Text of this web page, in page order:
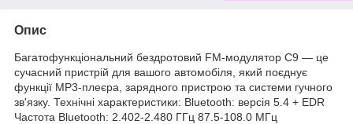
Опис
Багатофункціональний бездротовий FM-модулятор C9 — це
сучасний пристрій для вашого автомобіля, який поєднує
функції MP3-плеєра, зарядного пристрою та системи гучного
зв'язку. Технічні характеристики: Bluetooth: версія 5.4 + EDR
Частота Bluetooth: 2.402-2.480 ГГц 87.5-108.0 МГц